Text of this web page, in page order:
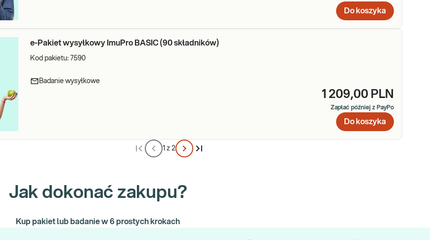
Do koszyka
e-Pakiet wysyłkowy ImuPro BASIC (90 składników)
Kod pakietu: 7590
Badanie wysyłkowe
1 209,00 PLN
Zapłać później z PayPo
Do koszyka
1 z 2
Jak dokonać zakupu?
Kup pakiet lub badanie w 6 prostych krokach